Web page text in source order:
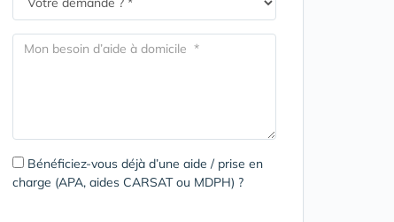
Bénéficiez-vous déjà d’une aide / prise en
charge (APA, aides CARSAT ou MDPH) ?